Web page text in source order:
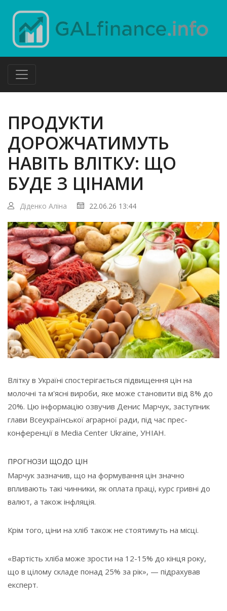
ПРОДУКТИ
ДОРОЖЧАТИМУТЬ
НАВІТЬ ВЛІТКУ: ЩО
БУДЕ З ЦІНАМИ
Діденко Аліна 22.06.26 13:44
Влітку в Україні спостерігається підвищення цін на
молочні та м'ясні вироби, яке може становити від 8% до
20%. Цю інформацію озвучив Денис Марчук, заступник
глави Всеукраїнської аграрної ради, під час прес-
конференції в Media Center Ukraine, УНІАН.
ПРОГНОЗИ ЩОДО ЦІН
Марчук зазначив, що на формування цін значно
впливають такі чинники, як оплата праці, курс гривні до
валют, а також інфляція.
Крім того, ціни на хліб також не стоятимуть на місці.
«Вартість хліба може зрости на 12-15% до кінця року,
що в цілому складе понад 25% за рік», — підрахував
експерт.